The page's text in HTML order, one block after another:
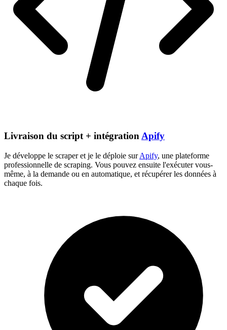
Livraison du script + intégration Apify
Je développe le scraper et je le déploie surApify, une plateforme
professionnelle de scraping. Vous pouvez ensuite l'exécuter vous-
même, à la demande ou en automatique, et récupérer les données à
chaque fois.